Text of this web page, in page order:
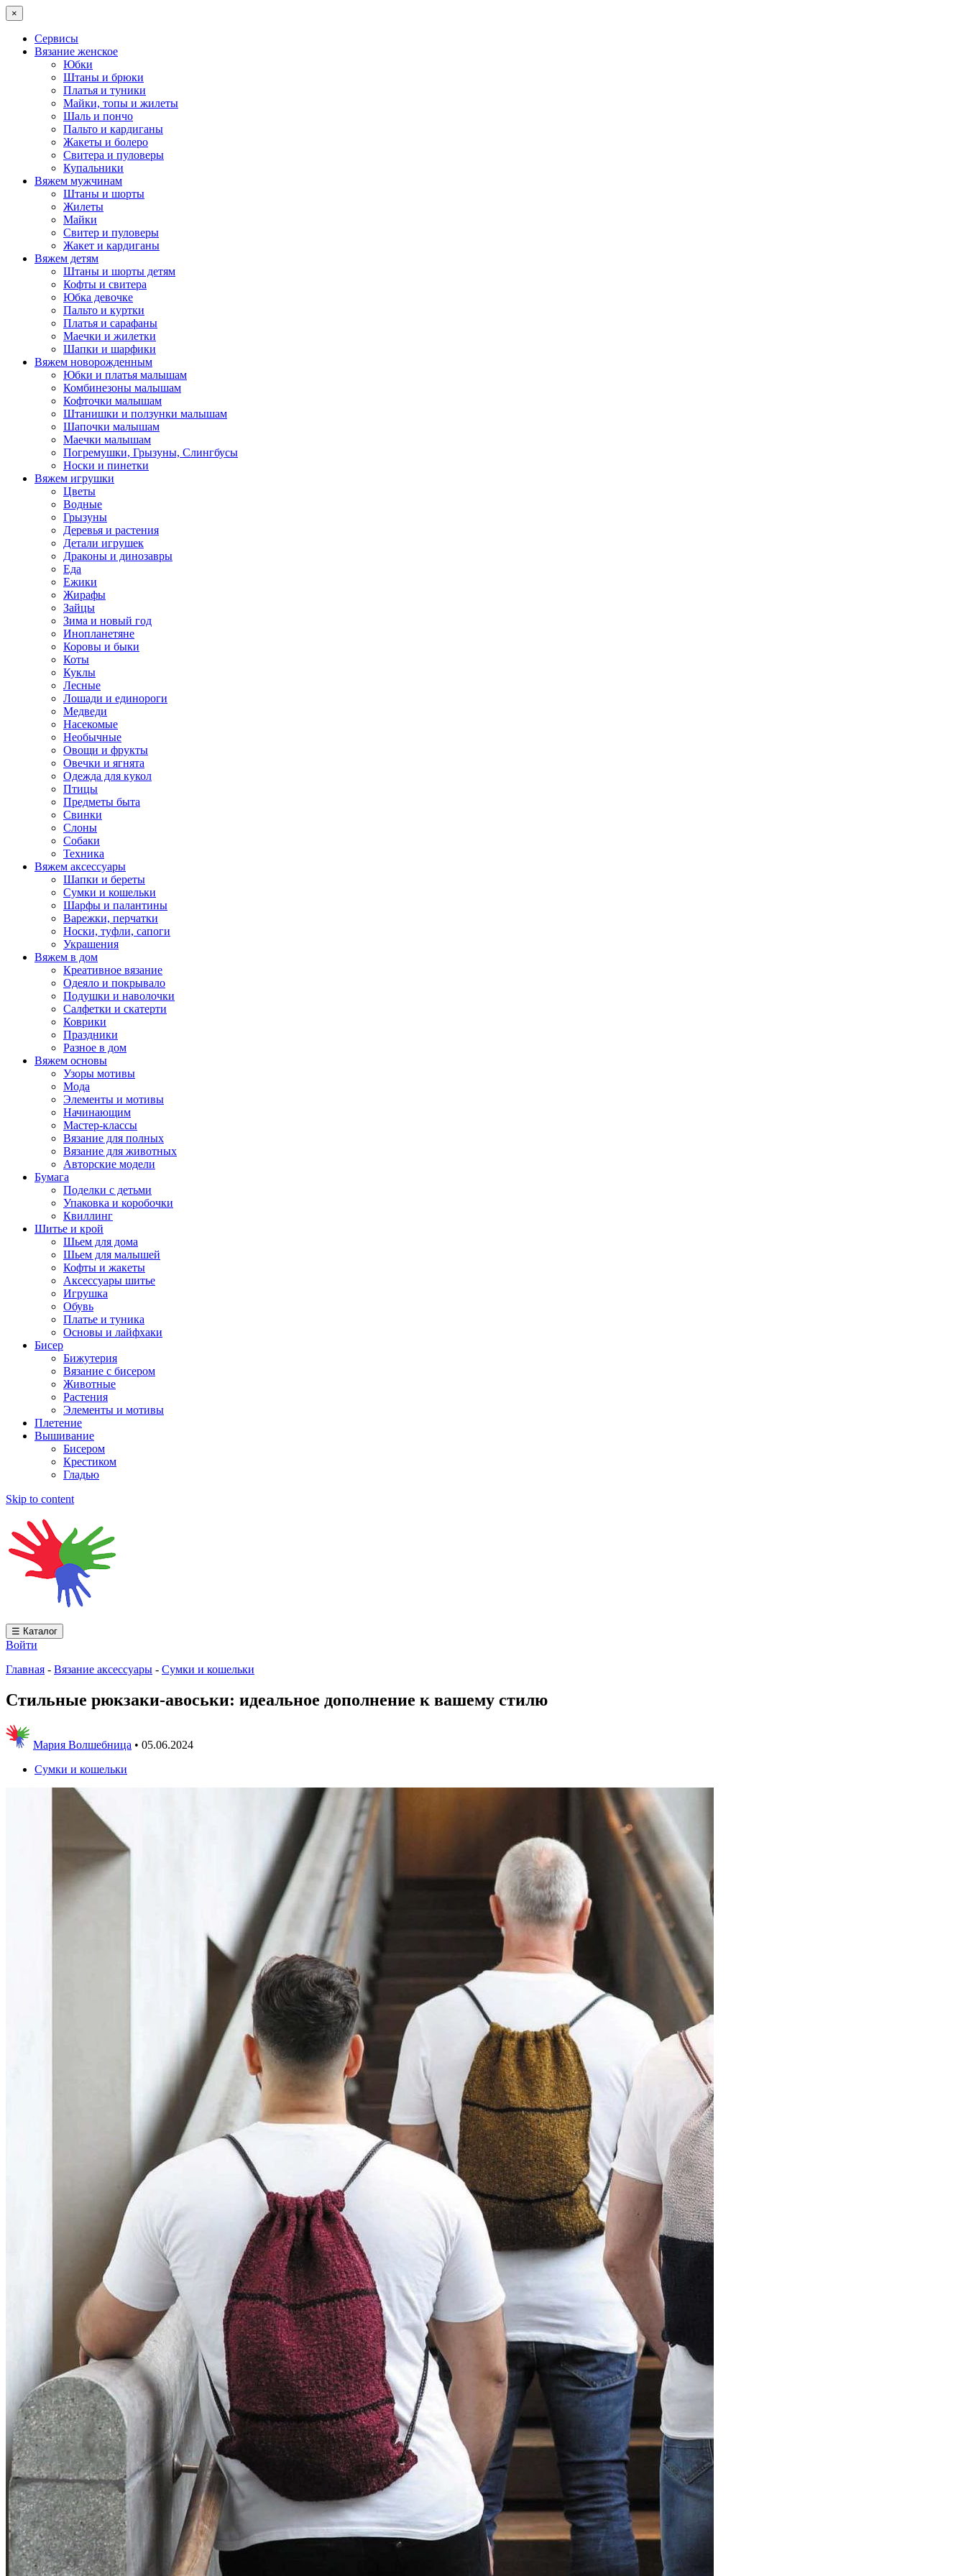
×
Сервисы
Вязание женское
Юбки
Штаны и брюки
Платья и туники
Майки, топы и жилеты
Шаль и пончо
Пальто и кардиганы
Жакеты и болеро
Свитера и пуловеры
Купальники
Вяжем мужчинам
Штаны и шорты
Жилеты
Майки
Свитер и пуловеры
Жакет и кардиганы
Вяжем детям
Штаны и шорты детям
Кофты и свитера
Юбка девочке
Пальто и куртки
Платья и сарафаны
Маечки и жилетки
Шапки и шарфики
Вяжем новорожденным
Юбки и платья малышам
Комбинезоны малышам
Кофточки малышам
Штанишки и ползунки малышам
Шапочки малышам
Маечки малышам
Погремушки, Грызуны, Слингбусы
Носки и пинетки
Вяжем игрушки
Цветы
Водные
Грызуны
Деревья и растения
Детали игрушек
Драконы и динозавры
Еда
Ежики
Жирафы
Зайцы
Зима и новый год
Инопланетяне
Коровы и быки
Коты
Куклы
Лесные
Лошади и единороги
Медведи
Насекомые
Необычные
Овощи и фрукты
Овечки и ягнята
Одежда для кукол
Птицы
Предметы быта
Свинки
Слоны
Собаки
Техника
Вяжем аксессуары
Шапки и береты
Сумки и кошельки
Шарфы и палантины
Варежки, перчатки
Носки, туфли, сапоги
Украшения
Вяжем в дом
Креативное вязание
Одеяло и покрывало
Подушки и наволочки
Салфетки и скатерти
Коврики
Праздники
Разное в дом
Вяжем основы
Узоры мотивы
Мода
Элементы и мотивы
Начинающим
Мастер-классы
Вязание для полных
Вязание для животных
Авторские модели
Бумага
Поделки с детьми
Упаковка и коробочки
Квиллинг
Шитье и крой
Шьем для дома
Шьем для малышей
Кофты и жакеты
Аксессуары шитье
Игрушка
Обувь
Платье и туника
Основы и лайфхаки
Бисер
Бижутерия
Вязание с бисером
Животные
Растения
Элементы и мотивы
Плетение
Вышивание
Бисером
Крестиком
Гладью
Skip to content
☰ Каталог
Войти
Главная - Вязание аксессуары - Сумки и кошельки
Стильные рюкзаки-авоськи: идеальное дополнение к вашему стилю
Мария Волшебница • 05.06.2024
Сумки и кошельки